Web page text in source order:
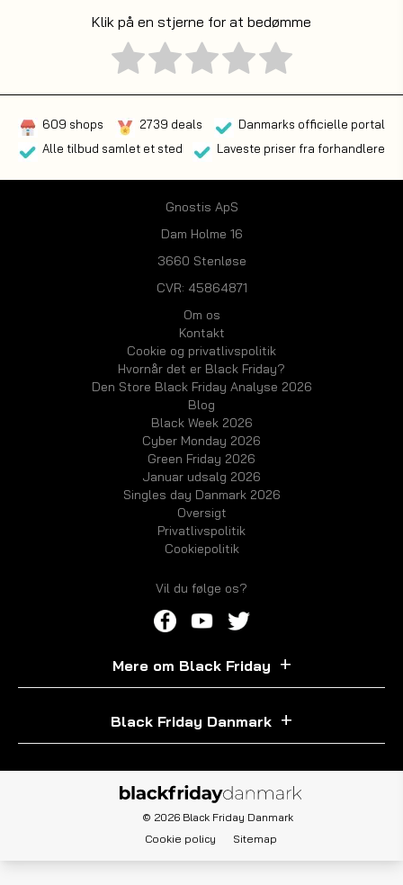
Klik på en stjerne for at bedømme
609 shops 2739 deals
Danmarks officielle portal
Alle tilbud samlet et sted
Laveste priser fra forhandlere
Gnostis ApS
Dam Holme 16
3660 Stenløse
CVR: 45864871
Om os
Kontakt
Cookie og privatlivspolitik
Hvornår det er Black Friday?
Den Store Black Friday Analyse 2026
Blog
Black Week 2026
Cyber Monday 2026
Green Friday 2026
Januar udsalg 2026
Singles day Danmark 2026
Oversigt
Privatlivspolitik
Cookiepolitik
Vil du følge os?
Mere om Black Friday
Black Friday Danmark
© 2026 Black Friday Danmark
Cookie policy
Sitemap